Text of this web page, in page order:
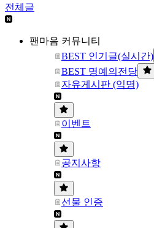
전체글
팬마음 커뮤니티
BEST 인기글(실시간)
BEST 명예의전당
자유게시판 (익명)
이벤트
공지사항
선물 인증